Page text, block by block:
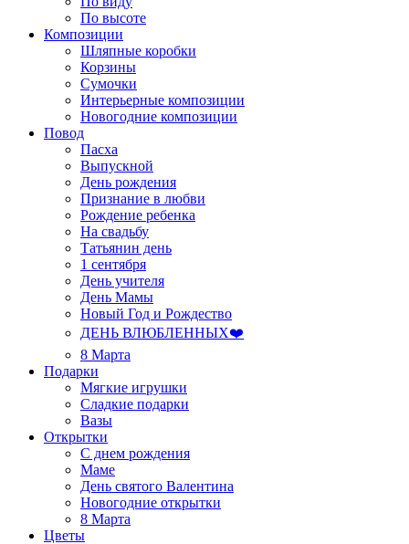
По высоте
Композиции
Шляпные коробки
Корзины
Сумочки
Интерьерные композиции
Новогодние композиции
Повод
Пасха
Выпускной
День рождения
Признание в любви
Рождение ребенка
На свадьбу
Татьянин день
1 сентября
День учителя
День Мамы
Новый Год и Рождество
ДЕНЬ ВЛЮБЛЕННЫХ❤️
8 Марта
Подарки
Мягкие игрушки
Сладкие подарки
Вазы
Открытки
С днем рождения
Маме
День святого Валентина
Новогодние открытки
8 Марта
Цветы